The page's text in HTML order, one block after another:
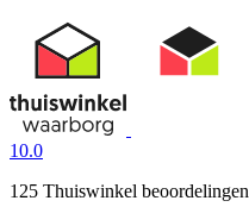
10.0
125 Thuiswinkel beoordelingen